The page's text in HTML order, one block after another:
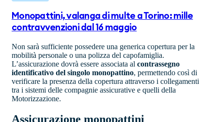
Monopattini, valanga di multe a Torino: mille
contravvenzioni dal 16 maggio
Non sarà sufficiente possedere una generica copertura per la
mobilità personale o una polizza del capofamiglia.
L’assicurazione dovrà essere associata al contrassegno
identificativo del singolo monopattino, permettendo così di
verificare la presenza della copertura attraverso i collegamenti
tra i sistemi delle compagnie assicurative e quelli della
Motorizzazione.
Assicurazione monopattini